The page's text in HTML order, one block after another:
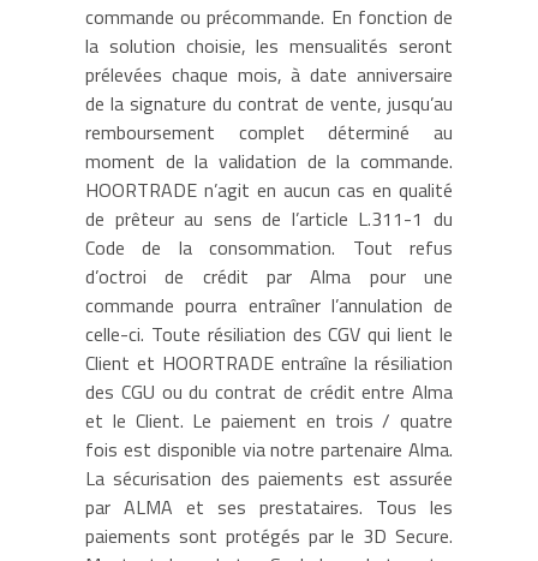
commande ou précommande. En fonction de
la solution choisie, les mensualités seront
prélevées chaque mois, à date anniversaire
de la signature du contrat de vente, jusqu’au
remboursement complet déterminé au
moment de la validation de la commande.
HOORTRADE n’agit en aucun cas en qualité
de prêteur au sens de l’article L.311-1 du
Code de la consommation. Tout refus
d’octroi de crédit par Alma pour une
commande pourra entraîner l’annulation de
celle-ci. Toute résiliation des CGV qui lient le
Client et HOORTRADE entraîne la résiliation
des CGU ou du contrat de crédit entre Alma
et le Client. Le paiement en trois / quatre
fois est disponible via notre partenaire Alma.
La sécurisation des paiements est assurée
par ALMA et ses prestataires. Tous les
paiements sont protégés par le 3D Secure.